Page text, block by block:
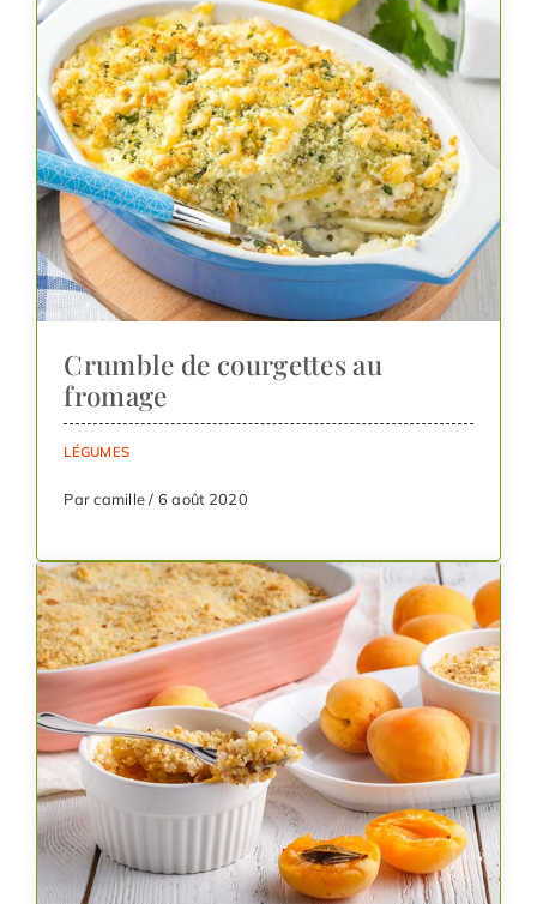
Crumble de courgettes au
fromage
LÉGUMES
Par camille / 6 août 2020